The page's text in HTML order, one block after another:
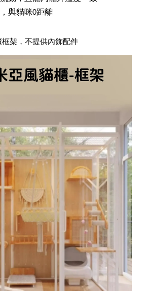
與貓咪0距離
架，不提供內飾配件